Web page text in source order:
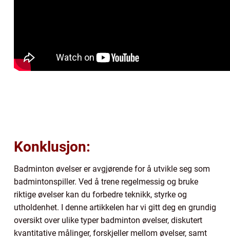
Konklusjon:
Badminton øvelser er avgjørende for å utvikle seg som
badmintonspiller. Ved å trene regelmessig og bruke
riktige øvelser kan du forbedre teknikk, styrke og
utholdenhet. I denne artikkelen har vi gitt deg en grundig
oversikt over ulike typer badminton øvelser, diskutert
kvantitative målinger, forskjeller mellom øvelser, samt